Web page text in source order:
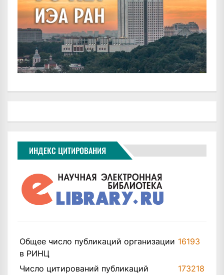
ИНДЕКС ЦИТИРОВАНИЯ
Общее число публикаций организации
в РИНЦ
16193
Число цитирований публикаций
173218